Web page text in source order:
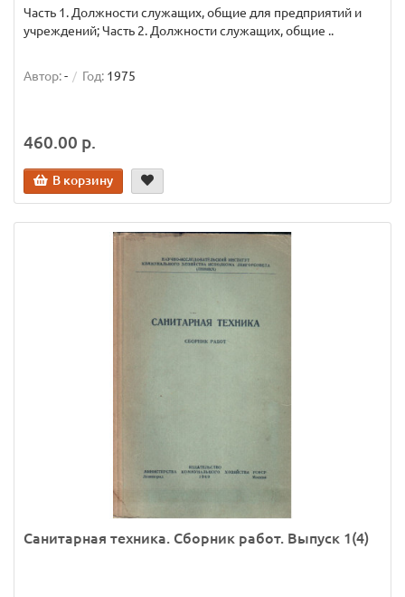
Часть 1. Должности служащих, общие для предприятий и
учреждений; Часть 2. Должности служащих, общие ..
Автор:- Год: 1975
460.00 р.
В корзину
Санитарная техника. Сборник работ. Выпуск 1(4)